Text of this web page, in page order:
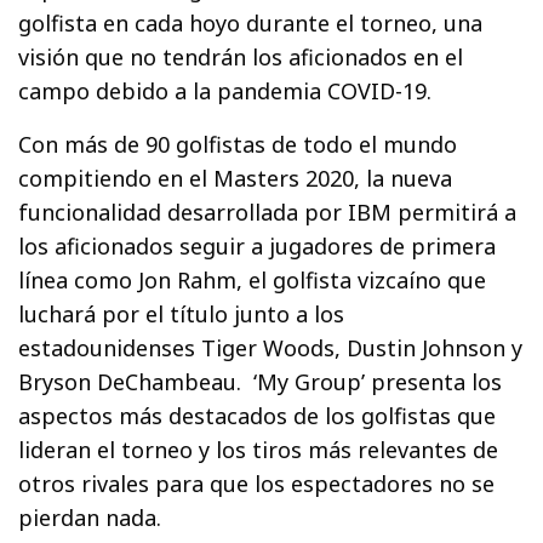
golfista en cada hoyo durante el torneo, una
visión que no tendrán los aficionados en el
campo debido a la pandemia COVID-19.
Con más de 90 golfistas de todo el mundo
compitiendo en el Masters 2020, la nueva
funcionalidad desarrollada por IBM permitirá a
los aficionados seguir a jugadores de primera
línea como Jon Rahm, el golfista vizcaíno que
luchará por el título junto a los
estadounidenses Tiger Woods, Dustin Johnson y
Bryson DeChambeau. ‘My Group’ presenta los
aspectos más destacados de los golfistas que
lideran el torneo y los tiros más relevantes de
otros rivales para que los espectadores no se
pierdan nada.